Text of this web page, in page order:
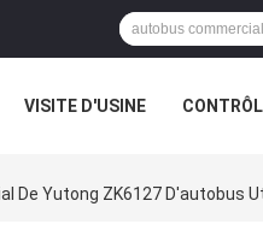
VISITE D'USINE
De Yutong ZK6127 D'autobus